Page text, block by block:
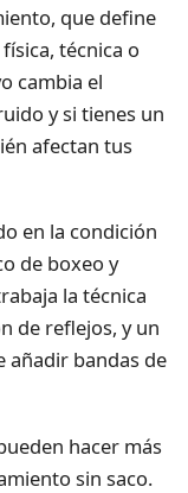
que define
técnica o
cambia el
y si tienes un
afectan tus
en la condición
de boxeo y
la técnica
de reflejos, y un
añadir bandas de
hacer más
sin saco.